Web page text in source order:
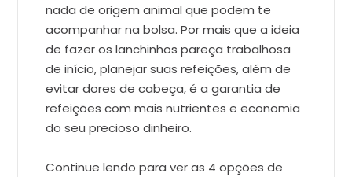
nada de origem animal que podem te
acompanhar na bolsa. Por mais que a ideia
de fazer os lanchinhos pareça trabalhosa
de início, planejar suas refeições, além de
evitar dores de cabeça, é a garantia de
refeições com mais nutrientes e economia
do seu precioso dinheiro.
Continue lendo para ver as 4 opções de